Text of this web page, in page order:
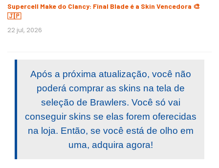
Supercell Make do Clancy: Final Blade é a Skin Vencedora 🎨
🇯🇵
22 jul, 2026
Após a próxima atualização, você não
poderá comprar as skins na tela de
seleção de Brawlers. Você só vai
conseguir skins se elas forem oferecidas
na loja. Então, se você está de olho em
uma, adquira agora!